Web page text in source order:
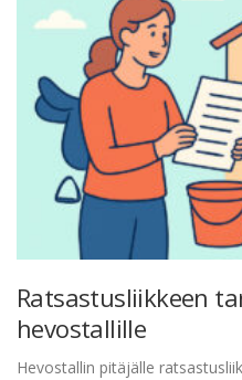
Ratsastusliikkeen
hevostallille
Hevostallin pitäjälle